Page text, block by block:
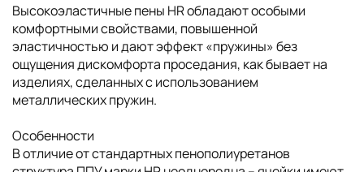
Высокоэластичные пены HR обладают особыми
комфортными свойствами, повышенной
эластичностью и дают эффект «пружины» без
ощущения дискомфорта проседания, как бывает на
изделиях, сделанных с использованием
металлических пружин.
Особенности
В отличие от стандартных пенополиуретанов